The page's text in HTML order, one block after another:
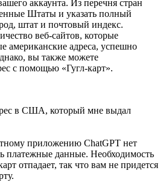
аккаунта. Из перечня стран
Штаты и указать полный
штат и почтовый индекс.
веб-сайтов, которые
американские адреса, успешно
вы также можете
с помощью «Гугл-карт».
в США, который мне выдал
приложению ChatGPT нет
платежные данные. Необходимость
отпадает, так что вам не придется